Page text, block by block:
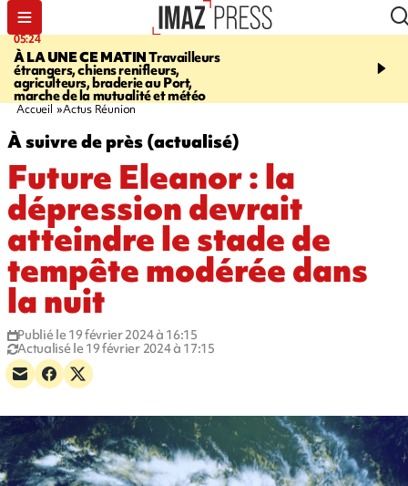
05:24
À LA UNE CE MATINTravailleurs
étrangers, chiens renifleurs,
agriculteurs, braderie au Port,
marche de la mutualité et météo
07:05
mobilisés pour traquer
Accueil Actus Réunion
À suivre de près (actualisé)
Future Eleanor : la
dépression devrait
atteindre le stade de
tempête modérée dans
la nuit
Publié le 19 février 2024 à 16:15
Actualisé le 19 février 2024 à 17:15